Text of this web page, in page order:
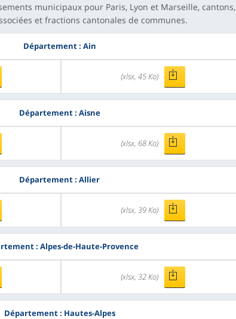
municipaux pour Paris, Lyon et Marseille, cantons,
et fractions cantonales de communes.
Département : Ain
(xlsx, 45 Ko)
Département : Aisne
(xlsx, 68 Ko)
Département : Allier
(xlsx, 39 Ko)
: Alpes-de-Haute-Provence
(xlsx, 32 Ko)
Département : Hautes-Alpes